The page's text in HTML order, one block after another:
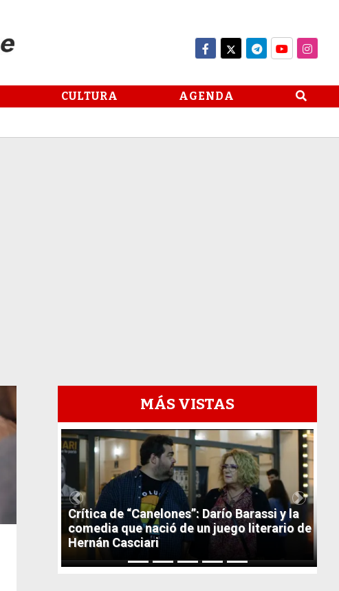
CULTURA AGENDA
MÁS VISTAS
1
Crítica de “Canelones”: Darío Barassi y la
comedia que nació de un juego literario de
Hernán Casciari
Previous Next